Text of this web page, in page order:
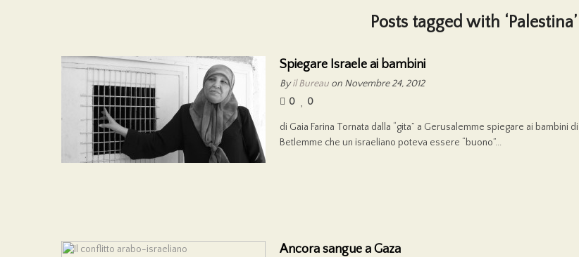
Posts tagged with ‘Palestina’
Spiegare Israele ai bambini
Byil Bureau on Novembre 24, 2012
0
0
di Gaia Farina Tornata dalla “gita” a Gerusalemme spiegare ai bambini di
Betlemme che un israeliano poteva essere “buono”...
Ancora sangue a Gaza